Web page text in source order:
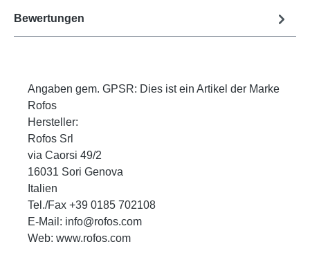
Bewertungen
Angaben gem. GPSR: Dies ist ein Artikel der Marke
Rofos
Hersteller:
Rofos Srl
via Caorsi 49/2
16031 Sori Genova
Italien
Tel./Fax +39 0185 702108
E-Mail: info@rofos.com
Web: www.rofos.com